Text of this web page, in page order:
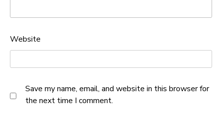
Website
Save my name, email, and website in this browser for
the next time I comment.